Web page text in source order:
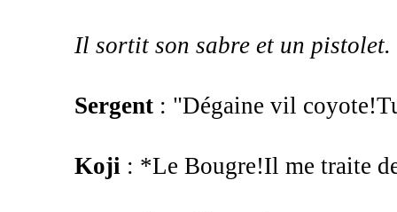
Il sortit son sabre et un pistolet.
Sergent: "Dégaine vil
Koji : *Le Bougre!Il me traite